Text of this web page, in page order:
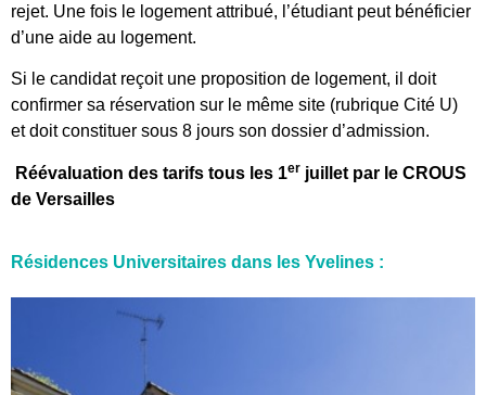
rejet. Une fois le logement attribué, l’étudiant peut bénéficier
d’une aide au logement.
Si le candidat reçoit une proposition de logement, il doit
confirmer sa réservation sur le même site (rubrique Cité U)
et doit constituer sous 8 jours son dossier d’admission.
Réévaluation des tarifs tous les 1er juillet par le CROUS
de Versailles
Résidences Universitaires dans les Yvelines :